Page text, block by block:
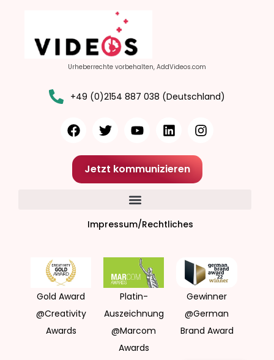
Urheberrechte vorbehalten, AddVideos.com
+49 (0)2154 887 038 (Deutschland)
Jetzt kommunizieren
Impressum/Rechtliches
Gold Award
@Creativity
Awards
Platin-
Auszeichnung
@Marcom
Awards
Gewinner
@German
Brand Award